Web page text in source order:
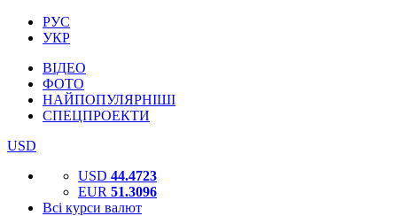
РУС
УКР
ВІДЕО
ФОТО
НАЙПОПУЛЯРНІШІ
СПЕЦПРОЕКТИ
USD
USD 44.4723
EUR 51.3096
Всі курси валют